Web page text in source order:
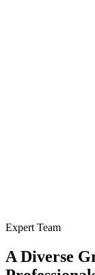
Expert Team
A Diverse